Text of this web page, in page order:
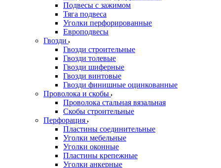
Подвесы с зажимом
Тяга подвеса
Уголки перфорированные
Европодвесы
Гвозди
Гвозди строительные
Гвозди толевые
Гвозди шиферные
Гвозди винтовые
Гвозди финишные оцинкованные
Проволока и скобы
Проволока стальная вязальная
Скобы строительные
Перфорация
Пластины соединительные
Уголки мебельные
Уголки оконные
Пластины крепежные
Уголки анкерные